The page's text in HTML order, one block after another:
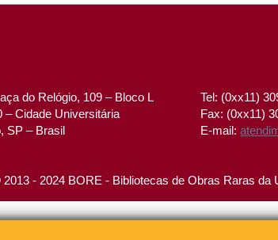
do Relógio, 109 – Bloco L
– Cidade Universitária
SP – Brasil
Tel: (0xx11)
Fax: (0xx11)
E-mail:
- 2024 BORE - Bibliotecas de Obras Raras da